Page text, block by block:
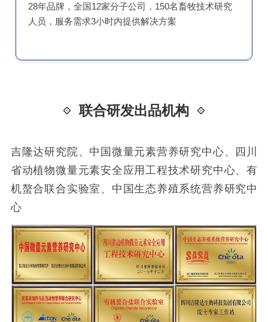
28年品牌，全国12家分子公司，150名畜牧技术研究
人员，服务需求3小时内提供解决方案
联合研发出品机构
吉隆达研究院、中国微量元素营养研究中心、四川
省动植物微量元素安全应用工程技术研究中心、有
机螯合联合实验室、中国生态养殖系统营养研究中
心